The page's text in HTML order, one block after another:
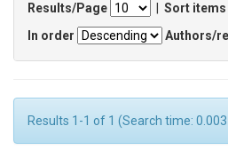
Results/Page
Sort items
In order
Authors/
Results 1-1 of 1 (Search time: 0.003